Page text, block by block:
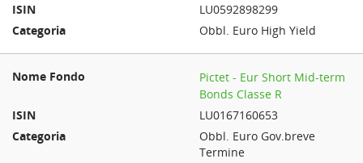
LU0592898299
Obbl. Euro High Yield
Pictet - Eur Short Mid-term
Bonds Classe R
LU0167160653
Obbl. Euro Gov.breve
Termine